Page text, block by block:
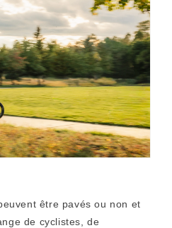
être pavés ou non et
de cyclistes, de